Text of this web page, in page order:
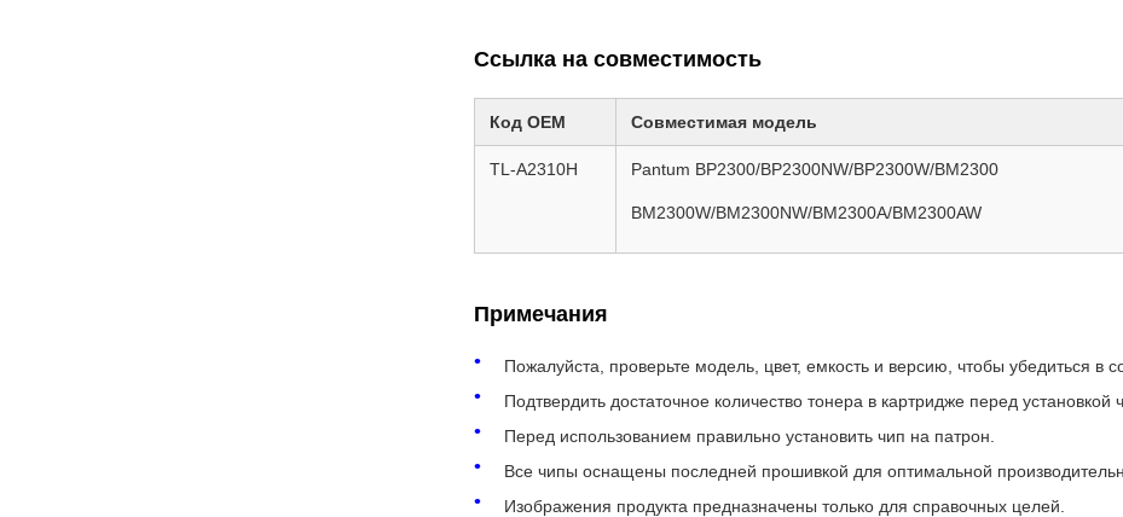
Ссылка на совместимость
Код OEM Совместимая модель
TL-A2310H Pantum BP2300/BP2300NW/BP2300W/BM2300
BM2300W/BM2300NW/BM2300A/BM2300AW
Примечания
Пожалуйста, проверьте модель, цвет, емкость и версию, чтобы убедиться в
Подтвердить достаточное количество тонера в картридже перед установкой
Перед использованием правильно установить чип на патрон.
Все чипы оснащены последней прошивкой для оптимальной
Изображения продукта предназначены только для справочных целей.